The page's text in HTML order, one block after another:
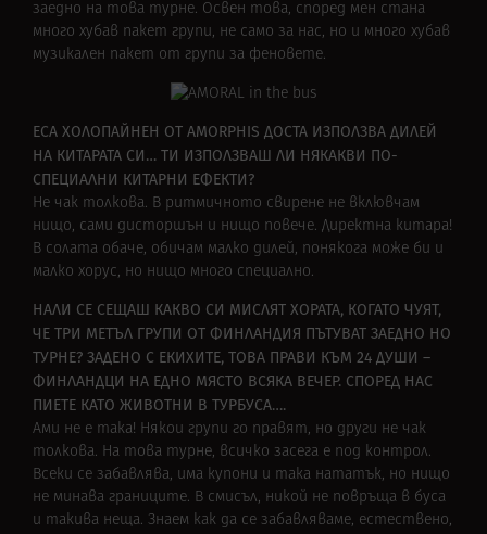
заедно на това турне. Освен това, според мен стана
много хубав пакет групи, не само за нас, но и много хубав
музикален пакет от групи за феновете.
ЕСА ХОЛОПАЙНЕН ОТ AMORPHIS ДОСТА ИЗПОЛЗВА ДИЛЕЙ
НА КИТАРАТА СИ… ТИ ИЗПОЛЗВАШ ЛИ НЯКАКВИ ПО-
СПЕЦИАЛНИ КИТАРНИ ЕФЕКТИ?
Не чак толкова. В ритмичното свирене не вклювчам
нищо, сами дисторшън и нищо повече. Директна китара!
В солата обаче, обичам малко дилей, понякога може би и
малко хорус, но нищо много специално.
НАЛИ СЕ СЕЩАШ КАКВО СИ МИСЛЯТ ХОРАТА, КОГАТО ЧУЯТ,
ЧЕ ТРИ МЕТЪЛ ГРУПИ ОТ ФИНЛАНДИЯ ПЪТУВАТ ЗАЕДНО НО
ТУРНЕ? ЗАДЕНО С ЕКИХИТЕ, ТОВА ПРАВИ КЪМ 24 ДУШИ –
ФИНЛАНДЦИ НА ЕДНО МЯСТО ВСЯКА ВЕЧЕР. СПОРЕД НАС
ПИЕТЕ КАТО ЖИВОТНИ В ТУРБУСА….
Ами не е така! Някои групи го правят, но други не чак
толкова. На това турне, всичко засега е под контрол.
Всеки се забавлява, има купони и така нататък, но нищо
не минава границите. В смисъл, никой не повръща в буса
и такива неща. Знаем как да се забавляваме, естествено,